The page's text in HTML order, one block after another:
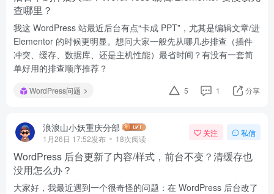
查哪里？
我这 WordPress 站最近后台有点“卡成 PPT”，尤其是编辑文章/进
Elementor 的时候更明显。想问大家一般先从哪几步排查（插件
冲突、缓存、数据库、还是主机性能）最省时间？有没有一套简
单好用的排查顺序推荐？
WordPress问题 5 1 分享
浪浪山小妖重庆分部
1月26日 17:52发布 18次阅读
关注 私信
WordPress 后台更新了内容/样式，前台不变？清缓存也
没用怎么办？
大家好，我最近遇到一个很奇怪的问题：在 WordPress 后台改了